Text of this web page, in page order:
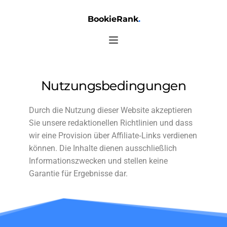
BookieRank.
Nutzungsbedingungen
Durch die Nutzung dieser Website akzeptieren
Sie unsere redaktionellen Richtlinien und dass
wir eine Provision über Affiliate‑Links verdienen
können. Die Inhalte dienen ausschließlich
Informationszwecken und stellen keine
Garantie für Ergebnisse dar.